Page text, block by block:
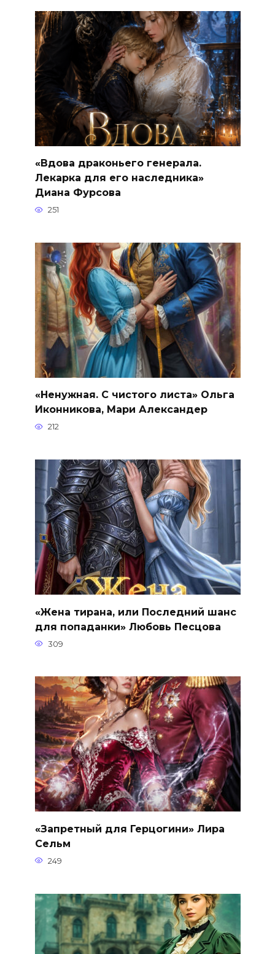
«Вдова драконьего генерала.
Лекарка для его наследника»
Диана Фурсова
251
«Ненужная. С чистого листа» Ольга
Иконникова, Мари Александер
212
«Жена тирана, или Последний шанс
для попаданки» Любовь Песцова
309
«Запретный для Герцогини» Лира
Сельм
249